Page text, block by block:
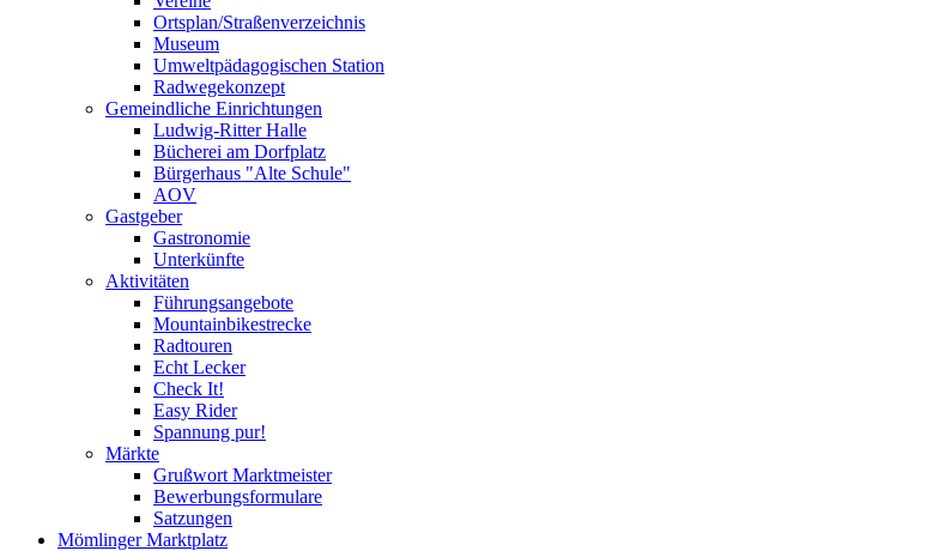
Ortsplan/Straßenverzeichnis
Museum
Umweltpädagogischen Station
Radwegekonzept
Gemeindliche Einrichtungen
Ludwig-Ritter Halle
Bücherei am Dorfplatz
Bürgerhaus "Alte Schule"
AOV
Gastgeber
Gastronomie
Unterkünfte
Aktivitäten
Führungsangebote
Mountainbikestrecke
Radtouren
Echt Lecker
Check It!
Easy Rider
Spannung pur!
Märkte
Grußwort Marktmeister
Bewerbungsformulare
Satzungen
Mömlinger Marktplatz